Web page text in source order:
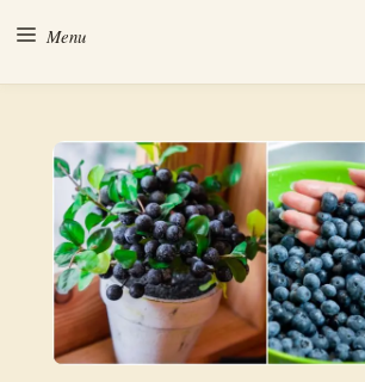
Menu